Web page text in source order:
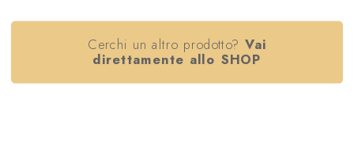
Cerchi un altro prodotto? Vai
direttamente allo SHOP